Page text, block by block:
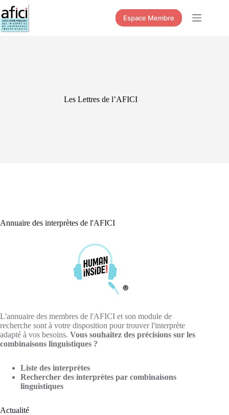
Passer
au
contenu
Espace Membre
Les Lettres de l’AFICI
Annuaire des interprètes de l'AFICI
L'annuaire des membres de l'AFICI et son module de
recherche sont à votre disposition pour trouver l'interprète
adapté à vos besoins. Vous souhaitez des précisions sur les
combinaisons linguistiques ?
Liste des interprètes
Rechercher des interprètes par combinaisons
linguistiques
Actualité